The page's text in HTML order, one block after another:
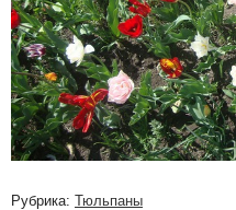
Рубрика: Тюльпаны